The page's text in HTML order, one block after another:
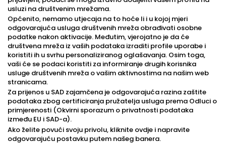
usluzi na društvenim mrežama.
Općenito, nemamo utjecaja na to hoće li i u kojoj mjeri
odgovarajuća usluga društvenih mreža obrađivati osobne
podatke nakon aktivacije. Međutim, vjerojatno je da će
društvena mreža iz vaših podataka izraditi profile uporabe i
koristiti ih u svrhu personaliziranog oglašavanja. Osim toga,
vaši će se podaci koristiti za informiranje drugih korisnika
usluge društvenih mreža o vašim aktivnostima na našim web
stranicama.
Za prijenos u SAD zajamčena je odgovarajuća razina zaštite
podataka zbog certificiranja pružatelja usluga prema Odluci o
primjerenosti (Okvirni sporazum o privatnosti podataka
između EU i SAD-a).
Ako želite povući svoju privolu, kliknite ovdje i napravite
odgovarajuću postavku putem našeg banera.